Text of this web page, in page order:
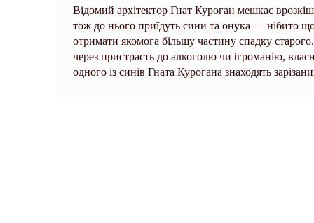
Відомий архітектор Гнат Куроган мешкає
тож до нього приїдуть сини та онука — нібито
отримати якомога більшу частину спадку
через пристрасть до алкоголю чи ігроманію,
одного із синів Гната Курогана знаходять